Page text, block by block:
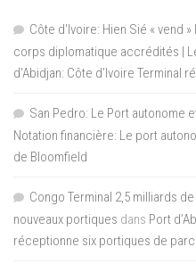
Côte d'Ivoire: Hien Sié « vend
corps diplomatique accrédités |
d’Abidjan: Côte d’Ivoire
San Pedro: Le Port autonome
Notation financière: Le port
de Bloomfield
Congo Terminal 2,5 milliards
nouveaux portiques dans Port
réceptionne six portiques de parc